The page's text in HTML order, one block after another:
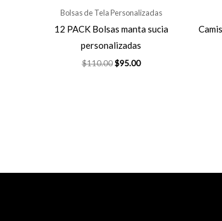
Bolsas de Tela Personalizadas
12 PACK Bolsas manta sucia
personalizadas
$110.00 El
$95.00El